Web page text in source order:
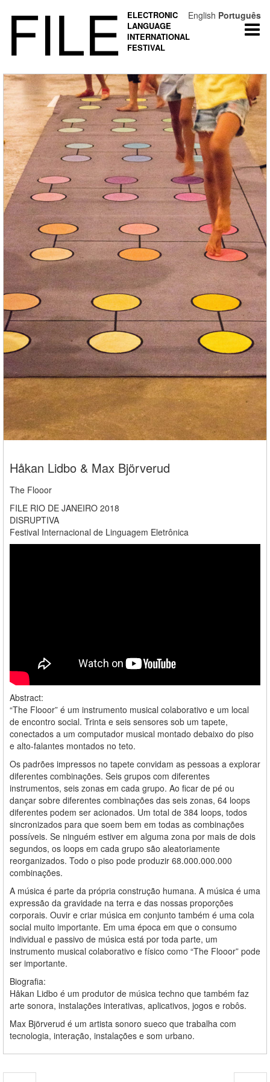
FILE
ELECTRONIC
LANGUAGE
INTERNATIONAL
FESTIVAL
Håkan Lidbo & Max Björverud
The Flooor
FILE RIO DE JANEIRO 2018
DISRUPTIVA
Festival Internacional de Linguagem Eletrônica
Abstract:
“The Flooor” é um instrumento musical colaborativo e um local
de encontro social. Trinta e seis sensores sob um tapete,
conectados a um computador musical montado debaixo do piso
e alto-falantes montados no teto.
Os padrões impressos no tapete convidam as pessoas a explorar
diferentes combinações. Seis grupos com diferentes
instrumentos, seis zonas em cada grupo. Ao ficar de pé ou
dançar sobre diferentes combinações das seis zonas, 64 loops
diferentes podem ser acionados. Um total de 384 loops, todos
sincronizados para que soem bem em todas as combinações
possíveis. Se ninguém estiver em alguma zona por mais de dois
segundos, os loops em cada grupo são aleatoriamente
reorganizados. Todo o piso pode produzir 68.000.000.000
combinações.
A música é parte da própria construção humana. A música é uma
expressão da gravidade na terra e das nossas proporções
corporais. Ouvir e criar música em conjunto também é uma cola
social muito importante. Em uma época em que o consumo
individual e passivo de música está por toda parte, um
instrumento musical colaborativo e físico como “The Flooor” pode
ser importante.
Biografia:
Håkan Lidbo é um produtor de música techno que também faz
arte sonora, instalações interativas, aplicativos, jogos e robôs.
Max Björverud é um artista sonoro sueco que trabalha com
tecnologia, interação, instalações e som urbano.
English Português